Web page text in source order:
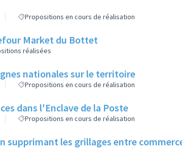
Propositions en cours de réalisation
Market du Bottet
réalisées
nationales sur le territoire
Propositions en cours de réalisation
dans l'Enclave de la Poste
Propositions en cours de réalisation
supprimant les grillages entre